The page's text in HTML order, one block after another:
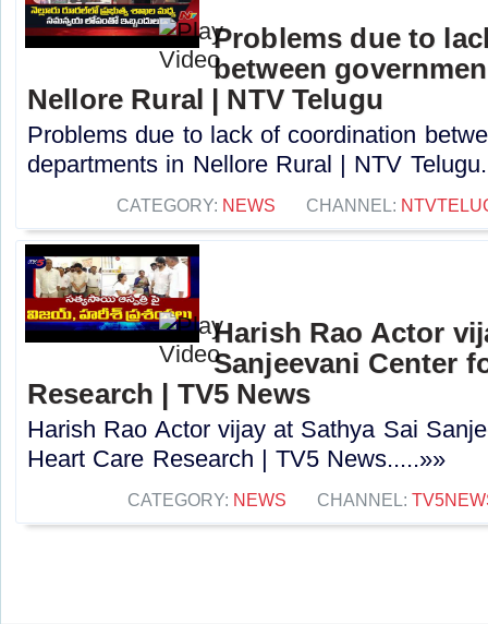
Problems due to
between
Nellore Rural | NTV Telugu
Problems due to lack of coordination
departments in Nellore Rural | NTV
CATEGORY: NEWS CHANNEL:
Harish Rao Actor
Sanjeevani Center
Research | TV5 News
Harish Rao Actor vijay at Sathya Sai
Heart Care Research | TV5 News.....»»
CATEGORY: NEWS CHANNEL: